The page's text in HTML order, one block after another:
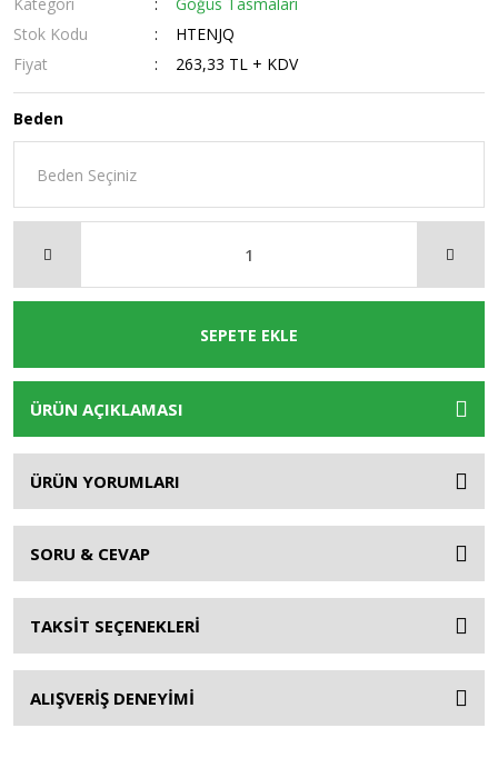
Stok Kodu
HTENJQ
Fiyat
263,33 TL + KDV
Beden
SEPETE EKLE
ÜRÜN AÇIKLAMASI
ÜRÜN YORUMLARI
SORU & CEVAP
TAKSİT SEÇENEKLERİ
ALIŞVERİŞ DENEYİMİ